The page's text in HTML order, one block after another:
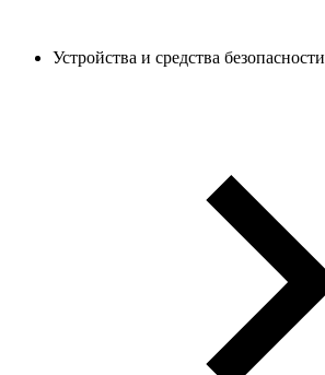
Устройства и средства безопасности